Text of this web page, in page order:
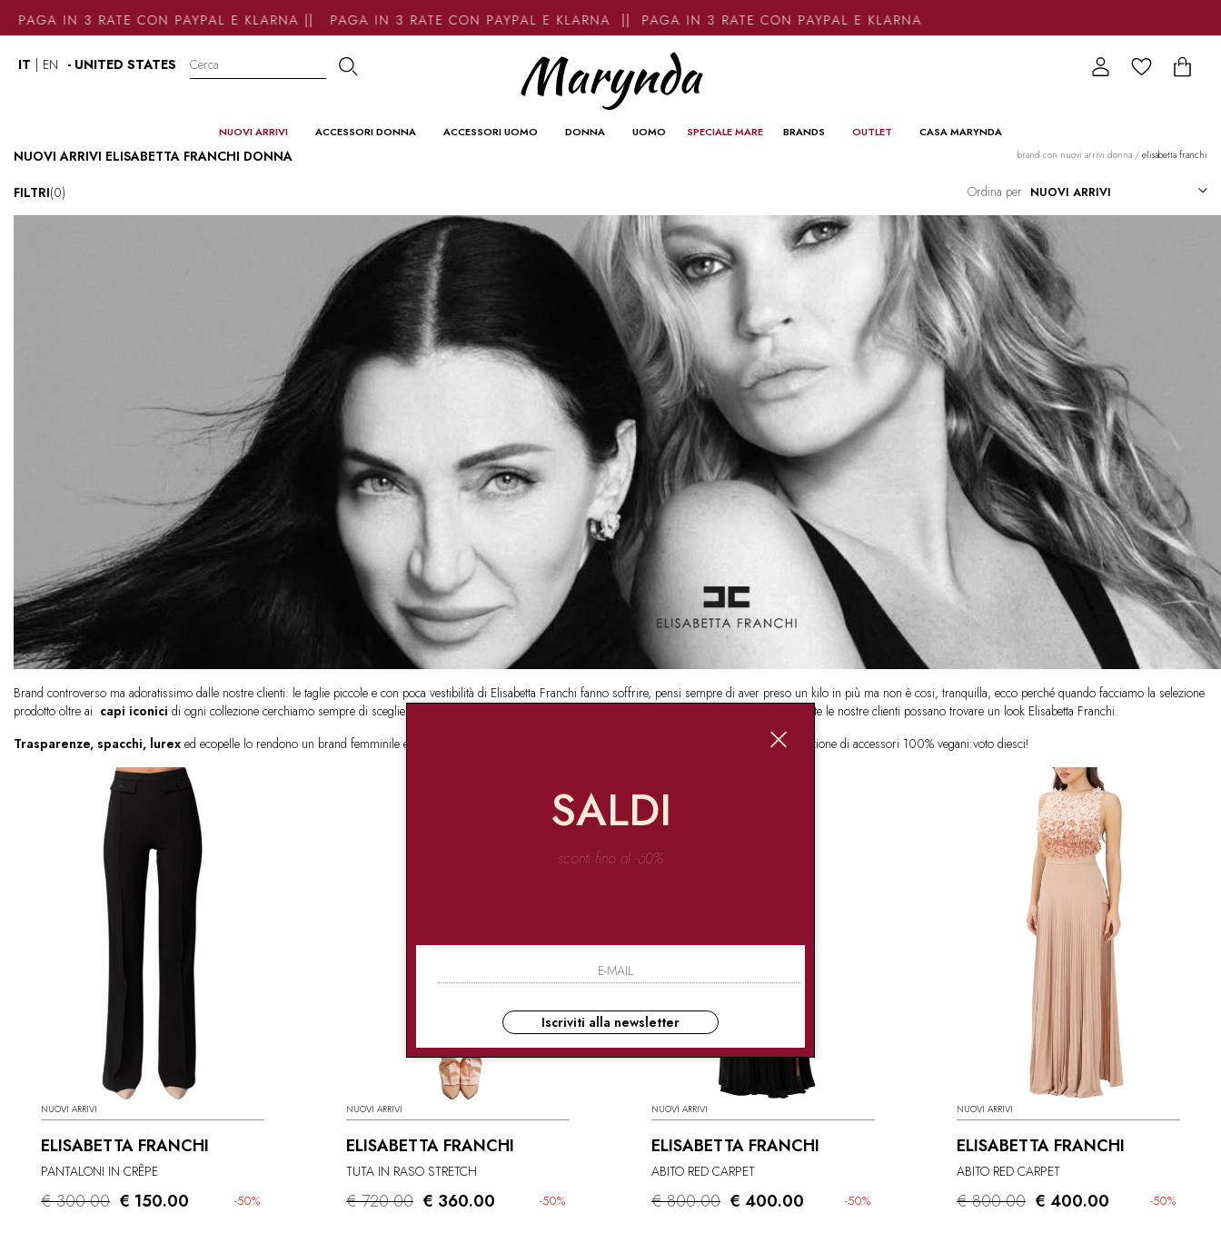
IN 3 RATE CON PAYPAL E KLARNA || PAGA IN 3 RATE CON PAYPAL E KLARNA || PAGA IN 3 RATE CON PAYPAL E KLARNA
IT EN - UNITED STATES
NUOVI ARRIVI ACCESSORI DONNA ACCESSORI UOMO DONNA UOMO SPECIALE MARE BRANDS OUTLET CASA MARYNDA
NUOVI ARRIVI ELISABETTA FRANCHI DONNA brand con nuovi arrivi donna / elisabetta franchi
FILTRI(0) Ordina per
Brand controverso ma adoratissimo dalle nostre clienti: le taglie piccole e con poca vestibilità di Elisabetta Franchi fanno soffrire, pensi sempre di aver preso un kilo in più ma non è cosi, tranquilla, ecco perché quando facciamo la selezione
prodotto oltre ai capi iconici di ogni collezione cerchiamo sempre di scegliere anche abiti o bluse più ampi in termini di volume, vestibilità e taglie, così che tutte le nostre clienti possano trovare un look Elisabetta Franchi.
Trasparenze, spacchi, lurex ed ecopelle lo rendono un brand femminile e sensuale, senza dubbio . Non manca una selezione di accessori 100% vegani:voto diesci!
NUOVI ARRIVI
ELISABETTA FRANCHI
PANTALONI IN CRÊPE
€ 300.00 -50%
€ 150.00
NUOVI ARRIVI
ELISABETTA FRANCHI
TUTA IN RASO STRETCH
€ 720.00 -50%
€ 360.00
NUOVI ARRIVI
ELISABETTA FRANCHI
ABITO RED CARPET
€ 800.00 -50%
€ 400.00
NUOVI ARRIVI
ELISABETTA FRANCHI
ABITO RED CARPET
€ 800.00 -50%
€ 400.00
SALDI
sconti fino al -60%
Iscriviti alla newsletter